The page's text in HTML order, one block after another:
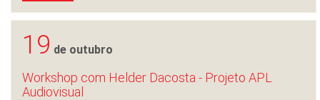
19 de outubro
Workshop com Helder Dacosta - Projeto APL
Audiovisual